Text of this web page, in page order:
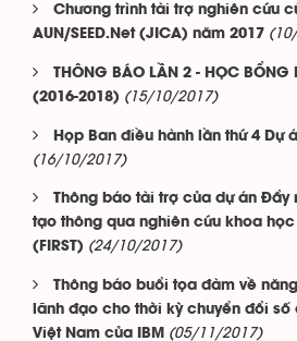
Chương trình tài trợ nghiên cứu
AUN/SEED.Net (JICA) năm 2017
THÔNG BÁO LẦN 2 - HỌC BỔNG
(2016-2018) (15/10/2017)
Họp Ban điều hành lần thứ 4 Dự
(16/10/2017)
Thông báo tài trợ của dự án Đẩy
tạo thông qua nghiên cứu khoa
(FIRST) (24/10/2017)
Thông báo buổi tọa đàm về
lãnh đạo cho thời kỳ chuyển đổi số
Việt Nam của IBM (05/11/2017)